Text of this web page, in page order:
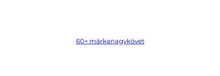
60+ márkanagykövet